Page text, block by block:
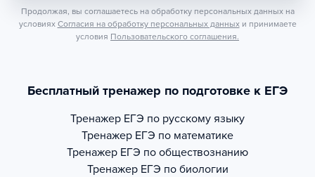
Продолжая, вы соглашаетесь на обработку персональных данных на
условиях Согласия на обработку персональных данных и принимаете
условия Пользовательского соглашения.
Бесплатный тренажер по подготовке к ЕГЭ
Тренажер ЕГЭ по русскому языку
Тренажер ЕГЭ по математике
Тренажер ЕГЭ по обществознанию
Тренажер ЕГЭ по биологии